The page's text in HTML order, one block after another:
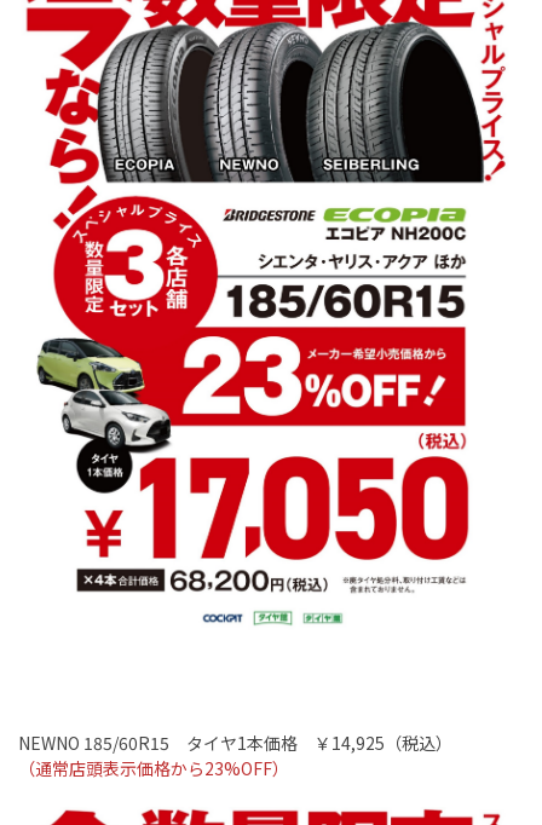
NEWNO 185/60R15 タイヤ1本価格 ￥14,925 （税込）
（通常店頭表示価格から23%OFF）